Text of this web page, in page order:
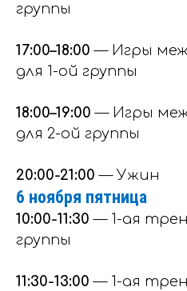
группы
17:00–18:00 — Игры
для 1-ой группы
18:00–19:00 — Игры
для 2-ой группы
20:00-21:00 — Ужин
6 ноября пятница
10:00-11:30 — 1-ая
группы
11:30-13:00 — 1-ая